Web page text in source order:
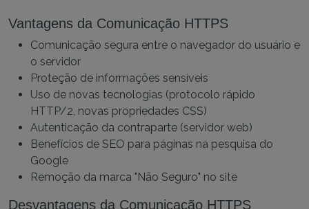
Vantagens da Comunicação HTTPS
Comunicação segura entre o navegador do usuário e
o servidor
Proteção de informações sensíveis
Uso de novas tecnologias (protocolo rápido
HTTP/2, novas propriedades CSS)
Autenticação da contraparte (servidor web)
Benefícios de SEO para páginas na pesquisa do
Google
Remoção da marca "Não Seguro" no site
Desvantagens da Comunicação HTTPS